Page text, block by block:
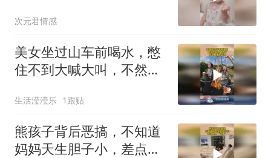
次元君情感
美女坐过山车前喝水，憋
住不到大喊大叫，不然直
生活滢滢乐 1跟贴
熊孩子背后恶搞，不知道
妈妈天生胆子小，差点把